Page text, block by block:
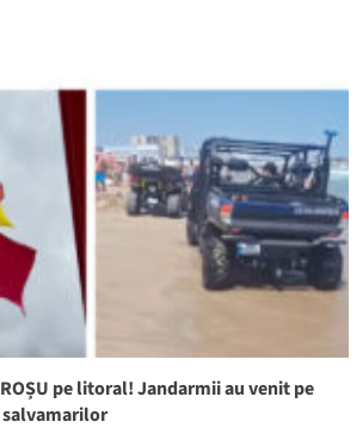
pe litoral! Jandarmii au venit pe